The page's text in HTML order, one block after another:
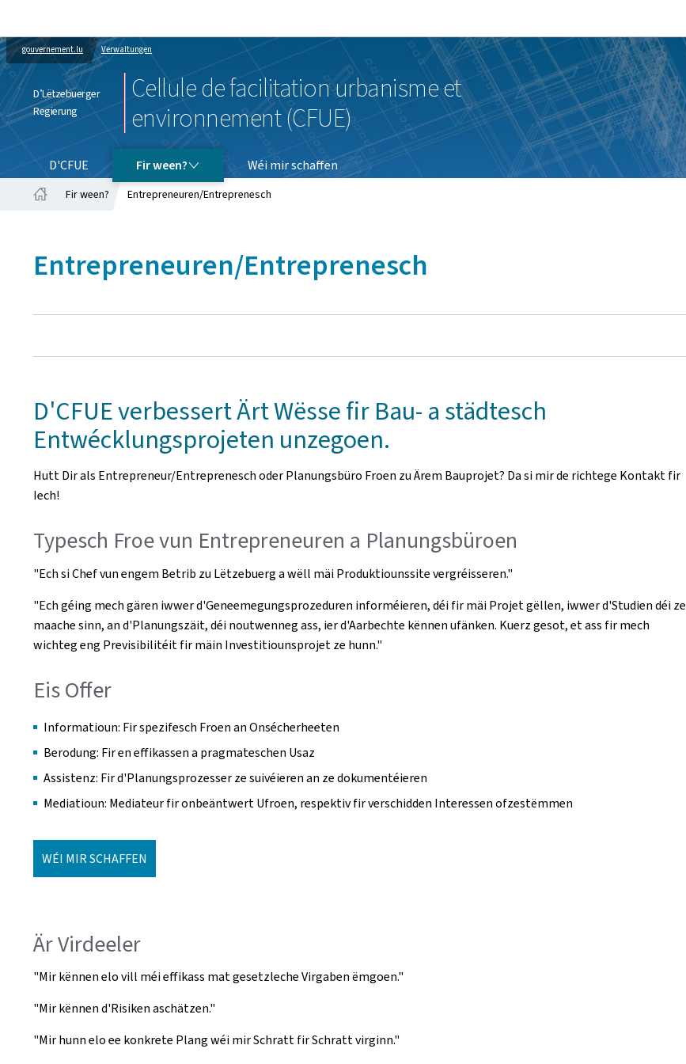
gouvernement.lu Verwaltungen
D’Lëtzebuerger
Regierung
Cellule de facilitation urbanisme et
environnement (CFUE)
D'CFUE Fir ween?
Wéi mir schaffen
Fir ween? Entrepreneuren/Entreprenesch
Entrepreneuren/Entreprenesch
D'CFUE verbessert Ärt Wësse fir Bau- a städtesch
Entwécklungsprojeten unzegoen.
Hutt Dir als Entrepreneur/Entreprenesch oder Planungsbüro Froen zu Ärem Bauprojet? Da si mir de richtege Kontakt fir
Iech!
Typesch Froe vun Entrepreneuren a Planungsbüroen
"Ech si Chef vun engem Betrib zu Lëtzebuerg a wëll mäi Produktiounssite vergréisseren."
"Ech géing mech gären iwwer d'Geneemegungsprozeduren informéieren, déi fir mäi Projet gëllen, iwwer d'Studien déi ze
maache sinn, an d'Planungszäit, déi noutwenneg ass, ier d'Aarbechte kënnen ufänken. Kuerz gesot, et ass fir mech
wichteg eng Previsibilitéit fir mäin Investitiounsprojet ze hunn."
Eis Offer
Informatioun: Fir spezifesch Froen an Onsécherheeten
Berodung: Fir en effikassen a pragmateschen Usaz
Assistenz: Fir d'Planungsprozesser ze suivéieren an ze dokumentéieren
Mediatioun: Mediateur fir onbeäntwert Ufroen, respektiv fir verschidden Interessen ofzestëmmen
WÉI MIR SCHAFFEN
Är Virdeeler
"Mir kënnen elo vill méi effikass mat gesetzleche Virgaben ëmgoen."
"Mir kënnen d'Risiken aschätzen."
"Mir hunn elo ee konkrete Plang wéi mir Schratt fir Schratt virginn."